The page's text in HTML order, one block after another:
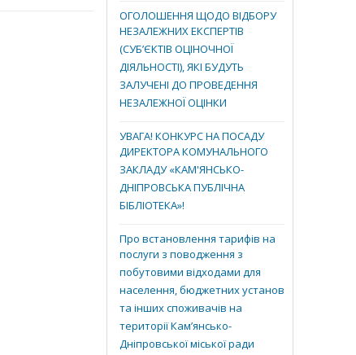
ОГОЛОШЕННЯ ЩОДО ВІДБОРУ
НЕЗАЛЕЖНИХ ЕКСПЕРТІВ
(СУБ’ЄКТІВ ОЦІНОЧНОЇ
ДІЯЛЬНОСТІ), ЯКІ БУДУТЬ
ЗАЛУЧЕНІ ДО ПРОВЕДЕННЯ
НЕЗАЛЕЖНОЇ ОЦІНКИ
УВАГА! КОНКУРС НА ПОСАДУ
ДИРЕКТОРА КОМУНАЛЬНОГО
ЗАКЛАДУ «КАМ'ЯНСЬКО-
ДНІПРОВСЬКА ПУБЛІЧНА
БІБЛІОТЕКА»!
Про встановлення тарифів на
послуги з поводження з
побутовими відходами для
населення, бюджетних установ
та інших споживачів на
території Кам’янсько-
Дніпровської міської ради